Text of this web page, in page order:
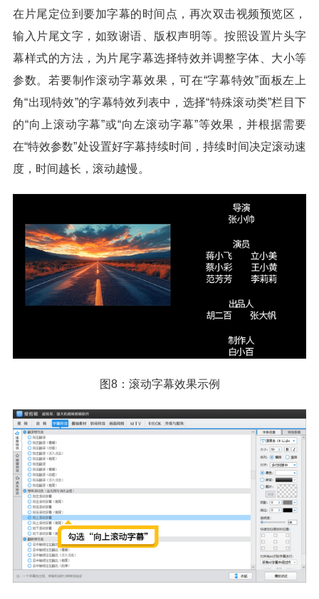
在片尾定位到要加字幕的时间点，再次双击视频预览区，
输入片尾文字，如致谢语、版权声明等。按照设置片头字
幕样式的方法，为片尾字幕选择特效并调整字体、大小等
参数。若要制作滚动字幕效果，可在“字幕特效”面板左上
角“出现特效”的字幕特效列表中，选择“特殊滚动类”栏目下
的“向上滚动字幕”或“向左滚动字幕”等效果，并根据需要
在“特效参数”处设置好字幕持续时间，持续时间决定滚动速
度，时间越长，滚动越慢。
图8：滚动字幕效果示例